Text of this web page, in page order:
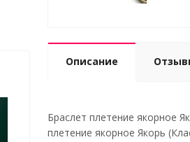
Описание
Браслет плетение якорное
плетение якорное Якорь